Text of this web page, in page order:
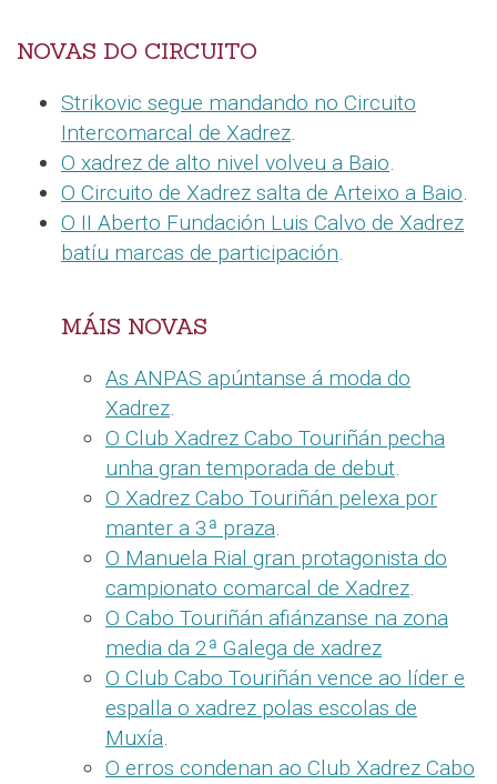
NOVAS DO CIRCUITO
Strikovic segue mandando no Circuito
Intercomarcal de Xadrez.
O xadrez de alto nivel volveu a Baio.
O Circuito de Xadrez salta de Arteixo a Baio.
O II Aberto Fundación Luis Calvo de Xadrez
batíu marcas de participación.
MÁIS NOVAS
As ANPAS apúntanse á moda do
Xadrez.
O Club Xadrez Cabo Touriñán pecha
unha gran temporada de debut.
O Xadrez Cabo Touriñán pelexa por
manter a 3ª praza.
O Manuela Rial gran protagonista do
campionato comarcal de Xadrez.
O Cabo Touriñán afiánzanse na zona
media da 2ª Galega de xadrez
O Club Cabo Touriñán vence ao líder e
espalla o xadrez polas escolas de
Muxía.
O erros condenan ao Club Xadrez Cabo